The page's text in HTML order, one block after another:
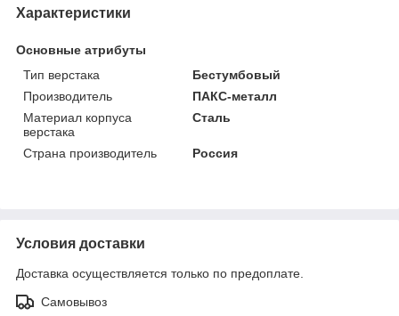
Характеристики
Основные атрибуты
Тип верстака
Бестумбовый
Производитель
ПАКС-металл
Материал корпуса
верстака
Сталь
Страна производитель Россия
Условия доставки
Доставка осуществляется только по предоплате.
Самовывоз